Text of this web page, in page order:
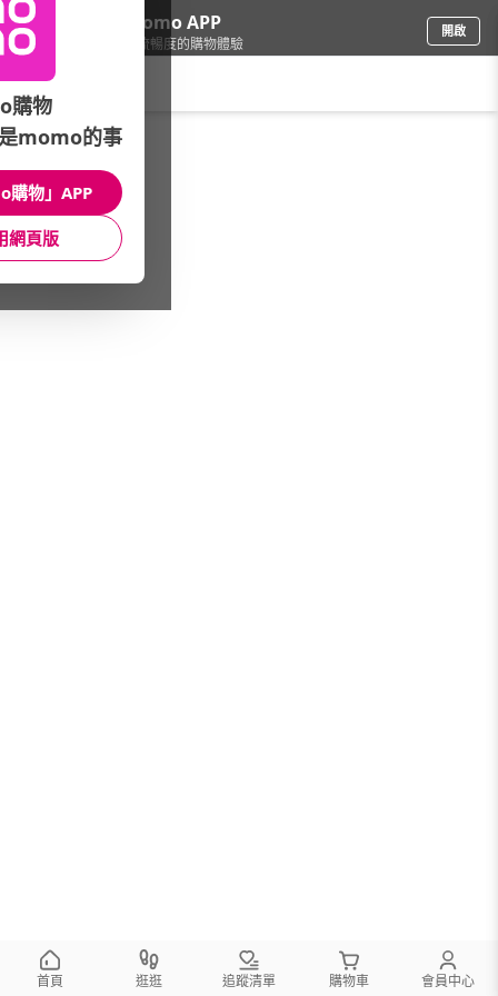
下載momo APP
給你3倍流暢度的購物體驗
開啟
鞋包箱/男包/專櫃品牌
館長推薦 月銷量
首頁 逛逛 追蹤清單 購物車 會員中心
購物
momo的事
購物」APP
網頁版